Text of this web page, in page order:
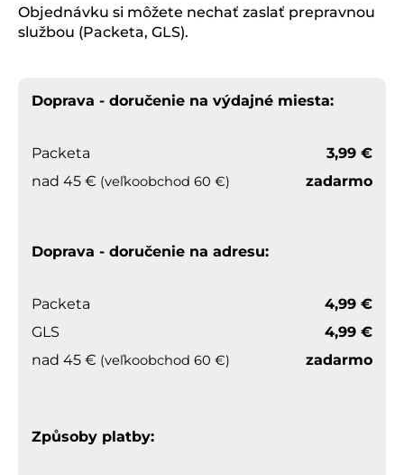
Objednávku si môžete nechať zaslať prepravnou
službou (Packeta, GLS).
Doprava - doručenie na výdajné miesta:
Packeta
3,99 €
nad 45 € (veľkoobchod 60 €) zadarmo
Doprava - doručenie na adresu:
Packeta
4,99 €
GLS
4,99 €
nad 45 € (veľkoobchod 60 €) zadarmo
Způsoby platby:
e
n